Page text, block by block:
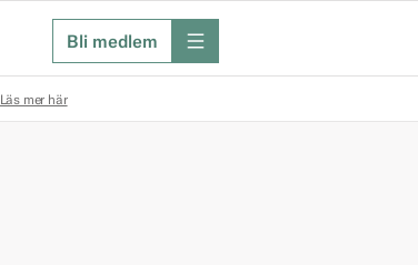
Bli medlem meny
Läs mer här